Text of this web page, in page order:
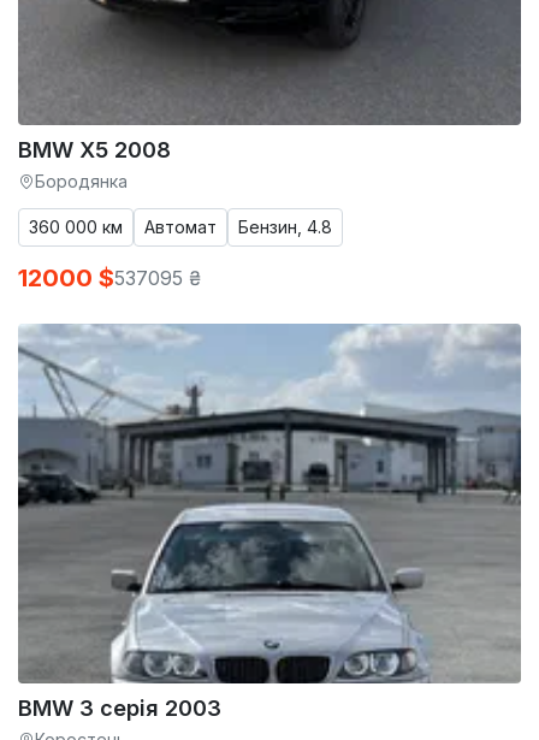
BMW X5 2008
Бородянка
360 000 км Автомат Бензин, 4.8
12000 $537095 ₴
BMW 3 серія 2003